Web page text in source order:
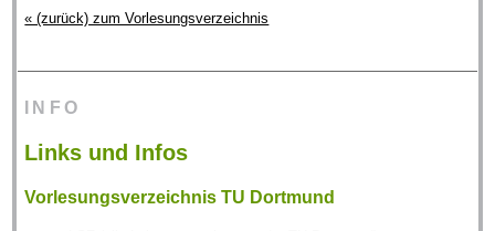
« (zurück) zum Vorlesungsverzeichnis
INFO
Links und Infos
Vorlesungsverzeichnis TU Dortmund